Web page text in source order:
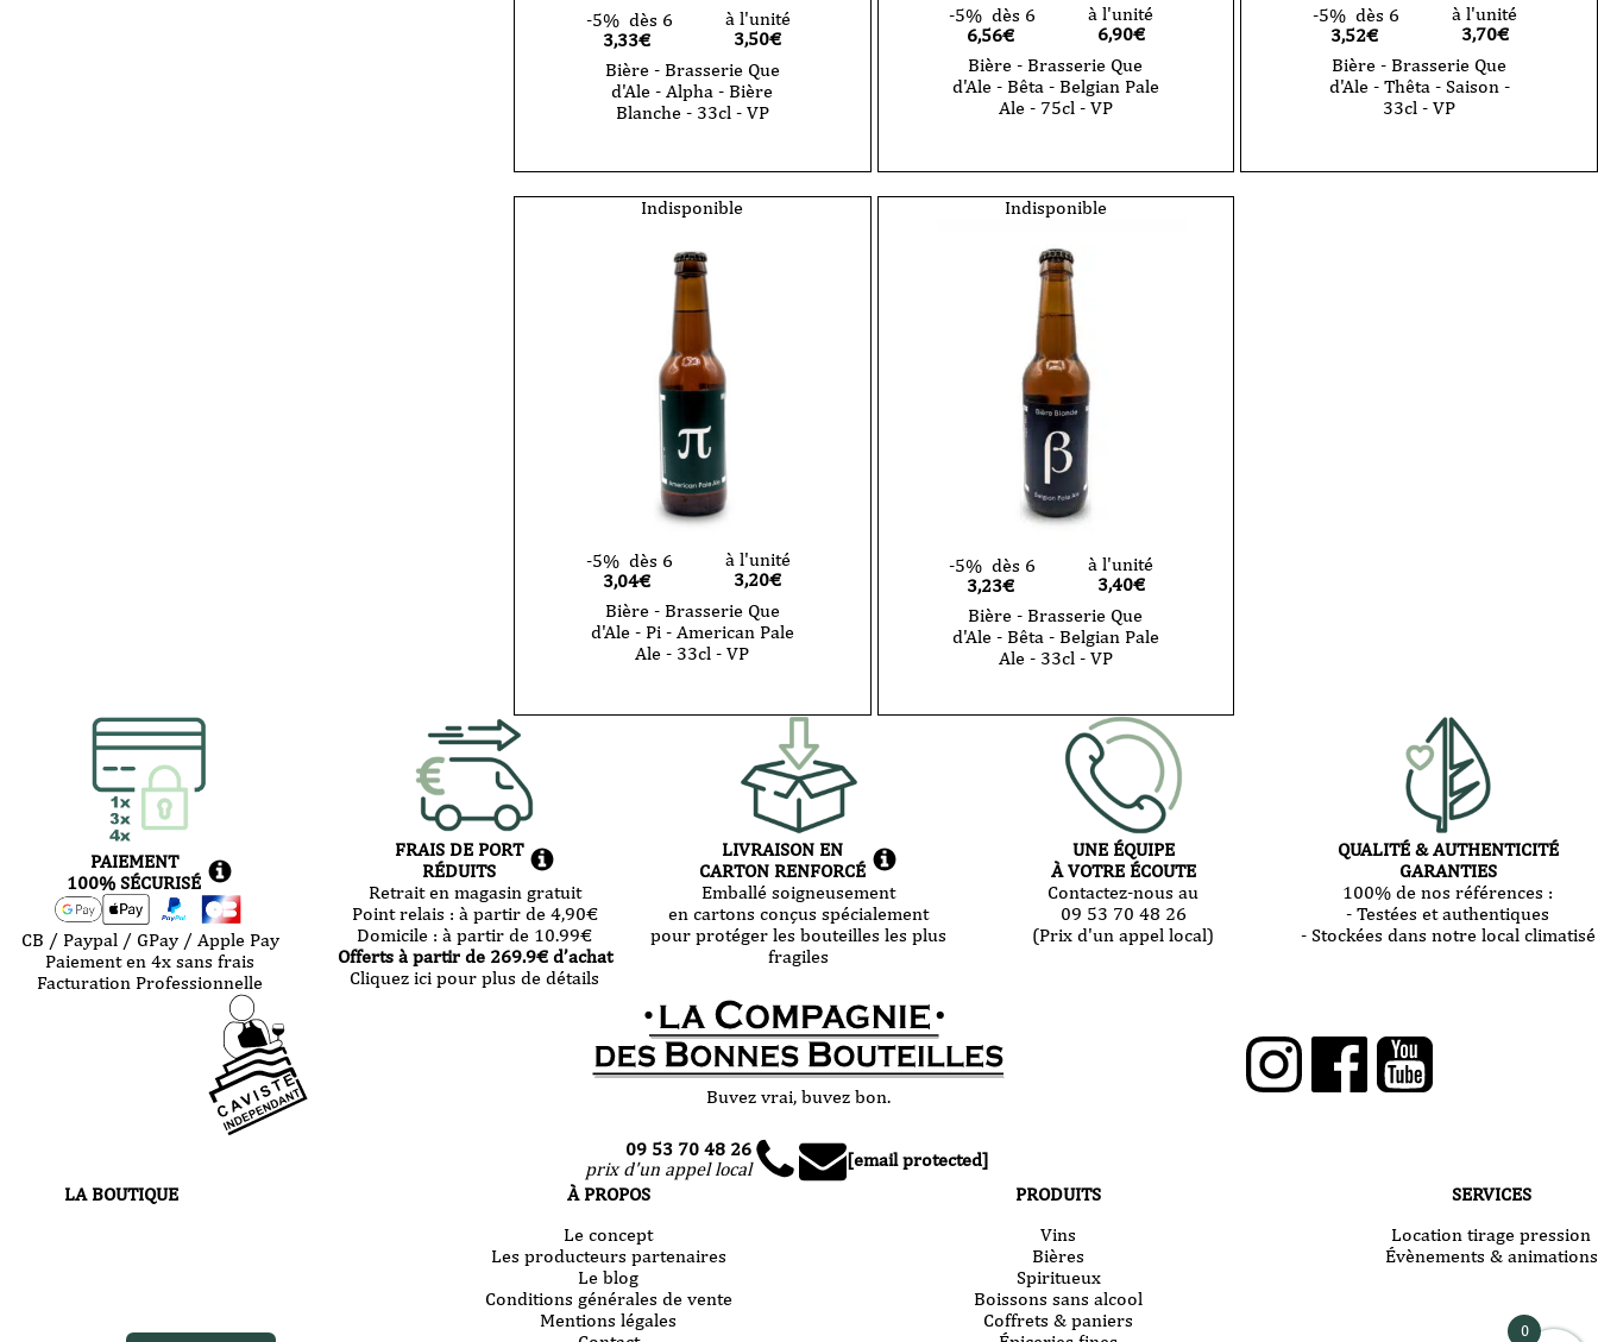
-5% dès 6
3,33€
à l'unité
3,50€
Bière - Brasserie Que
d'Ale - Alpha - Bière
Blanche - 33cl - VP
-
Brasserie
Blanche
-5% dès 6
6,56€
à l'unité
6,90€
Bière - Brasserie Que
d'Ale - Bêta - Belgian Pale
Ale - 75cl - VP
-5% dès 6
3,52€
à l'unité
3,70€
Bière - Brasserie Que
d'Ale - Thêta - Saison -
33cl - VP
Indisponible
-5% dès 6
3,04€
à l'unité
3,20€
Bière - Brasserie Que
d'Ale - Pi - American Pale
Ale - 33cl - VP
Indisponible
-5% dès 6
3,23€
à l'unité
3,40€
Bière - Brasserie Que
d'Ale - Bêta - Belgian Pale
Ale - 33cl - VP
PAIEMENT
100% SÉCURISÉ
CB / Paypal / GPay / Apple Pay
Paiement en 4x sans frais
Facturation Professionnelle
FRAIS DE PORT
RÉDUITS
Retrait en magasin gratuit
Point relais : à partir de 4,90€
Domicile :à partir de 10.99€
Offerts à partir de 269.9€ d’achat
Cliquez ici pour plus de détails
LIVRAISON EN
CARTON RENFORCÉ
Emballé soigneusement
en cartons conçus spécialement
pour protéger les bouteilles les plus
fragiles
UNE ÉQUIPE
À VOTRE ÉCOUTE
Contactez-nous au
09 53 70 48 26
(Prix d'un appel local)
QUALITÉ & AUTHENTICITÉ
GARANTIES
100% de nos références :
- Testées et authentiques
- Stockées dans notre local climatisé
Buvez vrai, buvez bon.
09 53 70 48 26
prix d'un appel local
[email protected]
LA BOUTIQUE
À PROPOS
Le concept
Les producteurs partenaires
Le blog
Conditions générales de vente
Mentions légales
PRODUITS
Vins
Bières
Spiritueux
Boissons sans alcool
Coffrets & paniers
SERVICES
Location tirage pression
Évènements & animations
0